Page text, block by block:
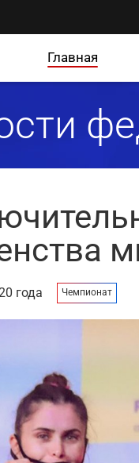
Главная
года Чемпионат